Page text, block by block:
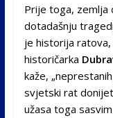
Prije toga, zemlja
dotadašnju
je historija ratova,
historičarka
kaže,
svjetski rat
užasa toga